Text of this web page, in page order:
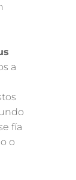
a
fía
o